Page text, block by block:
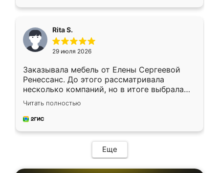
Rita S.
29 июля 2026
Заказывала мебель от Елены Сергеевой
Ренессанс. До этого рассматривала
несколько компаний, но в итоге выбрала
эту. Сначала обговорили условия, потом
приехал замерщик, всё спокойно объяснил
и снял размеры. Изготовили в срок, с
мебель сразу встала на свое место без
каких-либо доработок. Качеством осталась
довольна, все выглядит так, как и ожидала.
Читать полностью
Еще